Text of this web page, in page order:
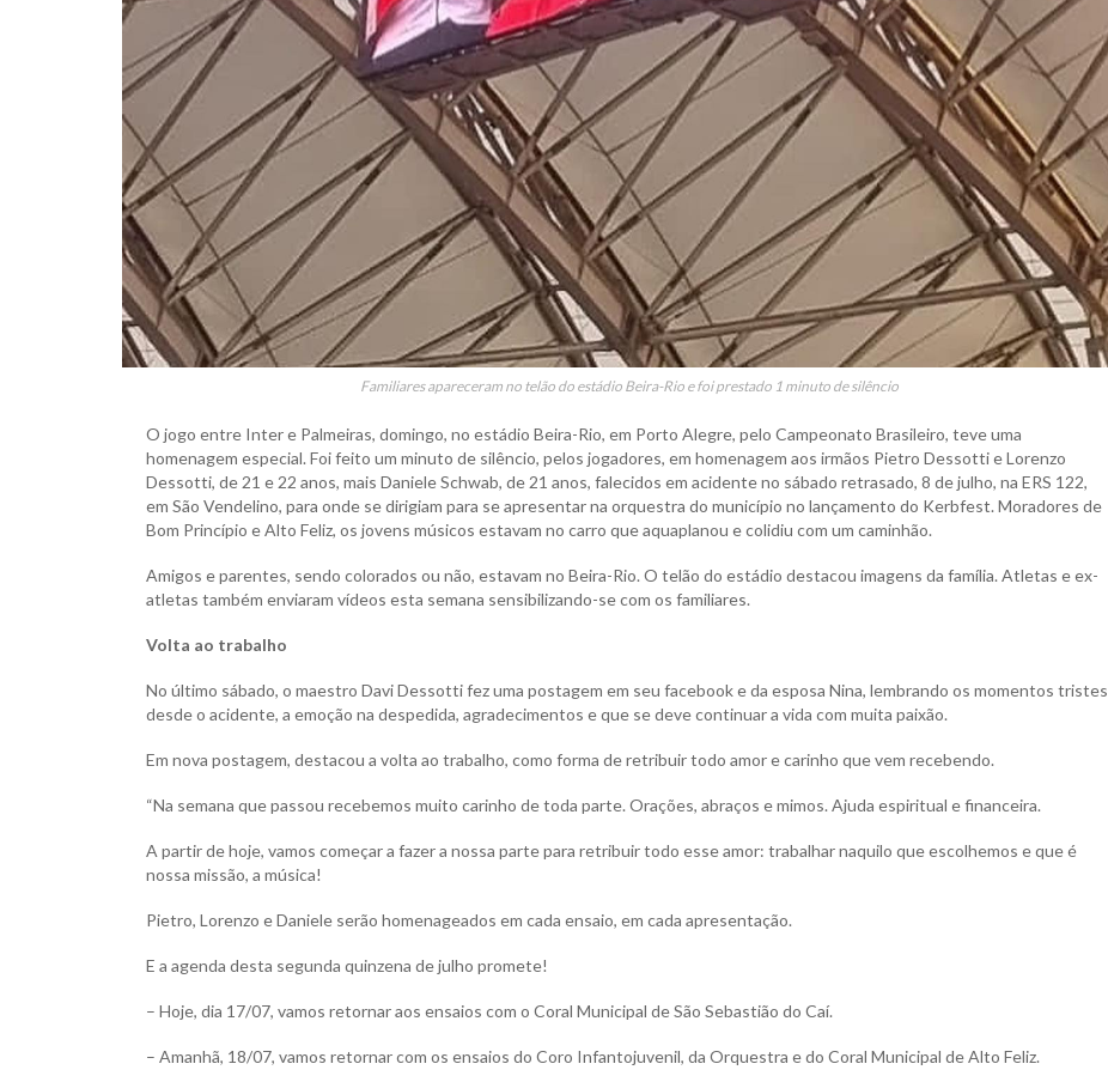
Familiares apareceram no telão do estádio Beira-Rio e foi prestado 1 minuto de silêncio
O jogo entre Inter e Palmeiras, domingo, no estádio Beira-Rio, em Porto Alegre, pelo Campeonato Brasileiro, teve uma
homenagem especial. Foi feito um minuto de silêncio, pelos jogadores, em homenagem aos irmãos Pietro Dessotti e Lorenzo
Dessotti, de 21 e 22 anos, mais Daniele Schwab, de 21 anos, falecidos em acidente no sábado retrasado, 8 de julho, na ERS 122,
em São Vendelino, para onde se dirigiam para se apresentar na orquestra do município no lançamento do Kerbfest. Moradores de
Bom Princípio e Alto Feliz, os jovens músicos estavam no carro que aquaplanou e colidiu com um caminhão.
Amigos e parentes, sendo colorados ou não, estavam no Beira-Rio. O telão do estádio destacou imagens da família. Atletas e ex-
atletas também enviaram vídeos esta semana sensibilizando-se com os familiares.
Volta ao trabalho
No último sábado, o maestro Davi Dessotti fez uma postagem em seu facebook e da esposa Nina, lembrando os momentos tristes
desde o acidente, a emoção na despedida, agradecimentos e que se deve continuar a vida com muita paixão.
Em nova postagem, destacou a volta ao trabalho, como forma de retribuir todo amor e carinho que vem recebendo.
“Na semana que passou recebemos muito carinho de toda parte. Orações, abraços e mimos. Ajuda espiritual e financeira.
A partir de hoje, vamos começar a fazer a nossa parte para retribuir todo esse amor: trabalhar naquilo que escolhemos e que é
nossa missão, a música!
Pietro, Lorenzo e Daniele serão homenageados em cada ensaio, em cada apresentação.
E a agenda desta segunda quinzena de julho promete!
– Hoje, dia 17/07, vamos retornar aos ensaios com o Coral Municipal de São Sebastião do Caí.
– Amanhã, 18/07, vamos retornar com os ensaios do Coro Infantojuvenil, da Orquestra e do Coral Municipal de Alto Feliz.